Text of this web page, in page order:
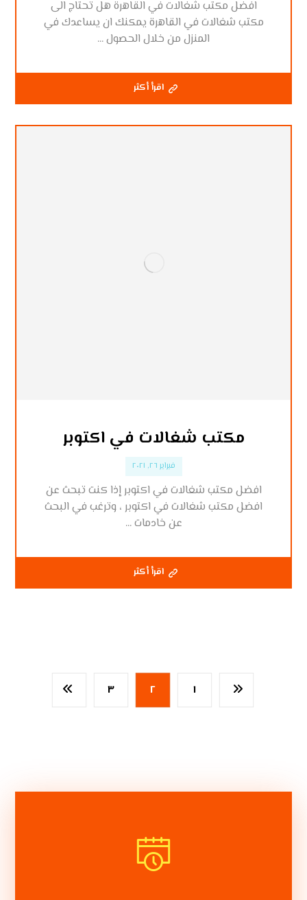
افضل مكتب شغالات في القاهرة هل تحتاج الى
مكتب شغالات في القاهرة يمكنك ان يساعدك في
المنزل من خلال الحصول ...
اقرأ أكثر
مكتب شغالات في اكتوبر
فبراير ٢٦, ٢٠٢١
افضل مكتب شغالات في اكتوبر إذا كنت تبحث عن
افضل مكتب شغالات في اكتوبر ، وترغب في البحث
عن خادمات ...
اقرأ أكثر
١ ٢ ٣